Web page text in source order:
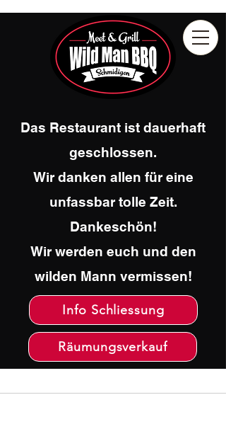
Das Restaurant ist dauerhaft
geschlossen.
Wir danken allen für eine
unfassbar tolle Zeit.
Dankeschön!
Wir werden euch und den
wilden Mann vermissen!
Info Schliessung
Räumungsverkauf